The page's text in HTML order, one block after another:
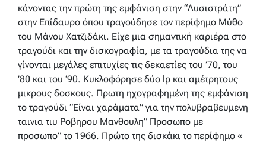
κάνοντας την πρώτη της εμφάνιση στην “Λυσιστράτη”
στην Επίδαυρο όπου τραγούδησε τον περίφημο Μύθο
του Μάνου Χατζιδάκι. Είχε μια σημαντική καριέρα στο
τραγούδι και την δισκογραφία, με τα τραγούδια της να
γίνονται μεγάλες επιτυχίες τις δεκαετίες του ’70, του
’80 και του ‘90. Κυκλοφόρησε δύο lp και αμέτρητους
μικρους δοσκους. Πρωτη ηχογραφημένη της εμφάνιση
το τραγούδι “Είναι χαράματα” για την πολυβραβευμενη
ταινια τιυ Ροβηρου Μανθουλη” Προσωπο με
προσωπο” το 1966. Πρώτο της δισκάκι το περίφημο «